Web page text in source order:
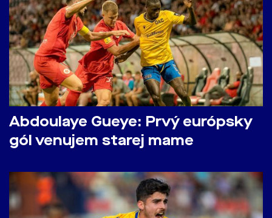
Abdoulaye Gueye: Prvý európsky
gól venujem starej mame